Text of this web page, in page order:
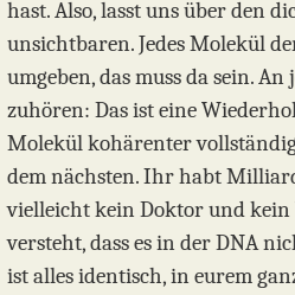
hast. Also, lasst uns über den
unsichtbaren. Jedes Molekül
umgeben, das muss da sein.
zuhören: Das ist eine
Molekül kohärenter
dem nächsten. Ihr habt
vielleicht kein Doktor und kein
versteht, dass es in der DNA
ist alles identisch, in eurem